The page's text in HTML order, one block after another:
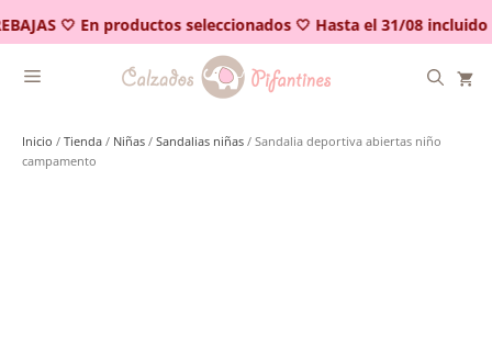
🤍 En productos seleccionados 🤍 Hasta el 31/08 incluido
al
contenido
Inicio / Tienda / Niñas / Sandalias niñas / Sandalia deportiva abiertas niño
campamento